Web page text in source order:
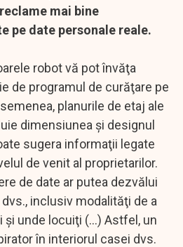
mai bine
pe date personale reale.
robot vă pot învăţa
de programul de curăţare pe
planurile de etaj ale
dimensiunea şi designul
sugera informaţii legate
de venit al proprietarilor.
de date ar putea dezvălui
inclusiv modalităţi de a
unde locuiţi (...) Astfel, un
în interiorul casei dvs.